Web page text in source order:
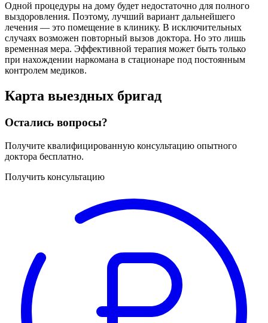
Одной процедуры на дому будет недостаточно для полного
выздоровления. Поэтому, лучший вариант дальнейшего
лечения — это помещение в клинику. В исключительных
случаях возможен повторный вызов доктора. Но это лишь
временная мера. Эффективной терапия может быть только
при нахождении наркомана в стационаре под постоянным
контролем медиков.
Карта выездных бригад
Остались вопросы?
Получите квалифицированную консультацию опытного
доктора бесплатно.
Получить консультацию